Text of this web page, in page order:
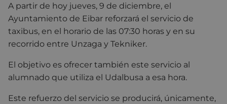
A partir de hoy jueves, 9 de diciembre, el
Ayuntamiento de Eibar reforzará el servicio de
taxibus, en el horario de las 07:30 horas y en su
recorrido entre Unzaga y Tekniker.
El objetivo es ofrecer también este servicio al
alumnado que utiliza el Udalbusa a esa hora.
Este refuerzo del servicio se producirá, únicamente,